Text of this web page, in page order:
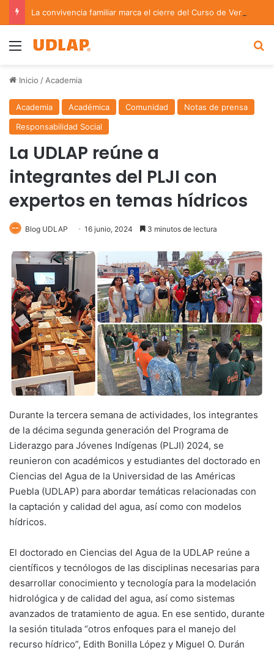
Menu
Inicio / Academia
Academia Académica Comunidad
Notas de prensa
Responsabilidad Social
La UDLAP reúne a
integrantes del PLJI con
expertos en temas hídricos
Blog UDLAP 16 junio, 2024 3 minutos de lectura
Durante la tercera semana de actividades, los integrantes
de la décima segunda generación del Programa de
Liderazgo para Jóvenes Indígenas (PLJI) 2024, se
reunieron con académicos y estudiantes del doctorado en
Ciencias del Agua de la Universidad de las Américas
Puebla (UDLAP) para abordar temáticas relacionadas con
la captación y calidad del agua, así como con modelos
hídricos.
El doctorado en Ciencias del Agua de la UDLAP reúne a
científicos y tecnólogos de las disciplinas necesarias para
desarrollar conocimiento y tecnología para la modelación
hidrológica y de calidad del agua, así como sistemas
avanzados de tratamiento de agua. En ese sentido, durante
la sesión titulada “otros enfoques para el manejo del
recurso hídrico”, Edith Bonilla López y Miguel O. Durán